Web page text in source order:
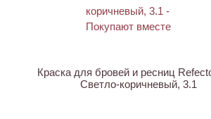
Краска для бровей и ресниц
Светло-коричневый, 3.1